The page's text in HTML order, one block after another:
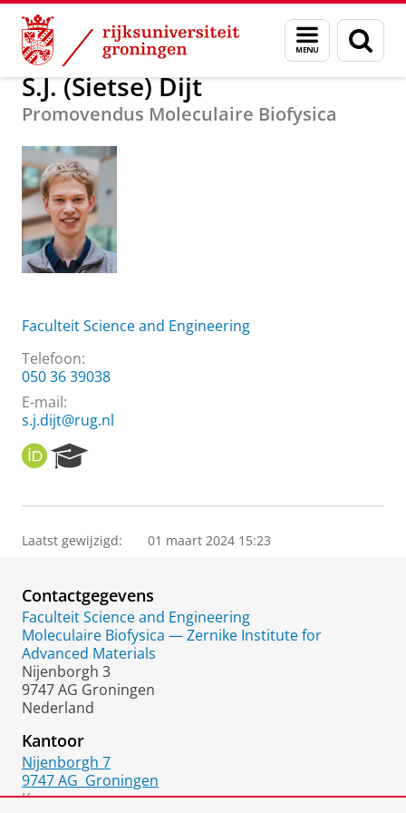
Skip
Content
Skip
Navigation
Menu
en
zoeken
Over ons S.J. (Sietse) Dijt
S.J. (Sietse) Dijt
Promovendus Moleculaire Biofysica
Faculteit Science and Engineering
Telefoon:
050 36 39038
E-mail:
s.j.dijt@rug.nl
O
R
I
e
r
P
o
r
t
a
l
Laatst gewijzigd: 01 maart 2024 15:23
Contactgegevens
Faculteit Science and Engineering
Moleculaire Biofysica — Zernike Institute for
Advanced Materials
Nijenborgh 3
9747 AG Groningen
Nederland
Kantoor
Nijenborgh 7
9747 AG Groningen
Kamer: